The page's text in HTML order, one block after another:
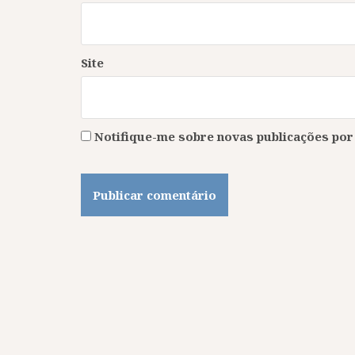
Site
Notifique-me sobre novas publicações